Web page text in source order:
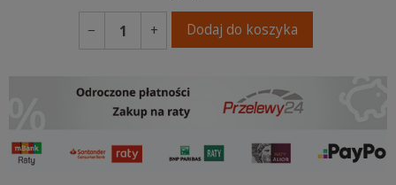
− + Dodaj do koszyka